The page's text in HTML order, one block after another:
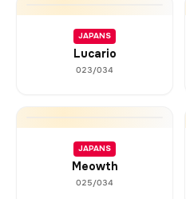
JAPANS
Lucario
023/034
JAPANS
Meowth
025/034